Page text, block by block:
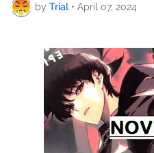
by Trial • April 07, 2024